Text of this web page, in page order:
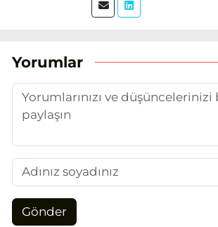
üretimi ve arama motoru
temel alıyorum.
Yorumlar
Gönder